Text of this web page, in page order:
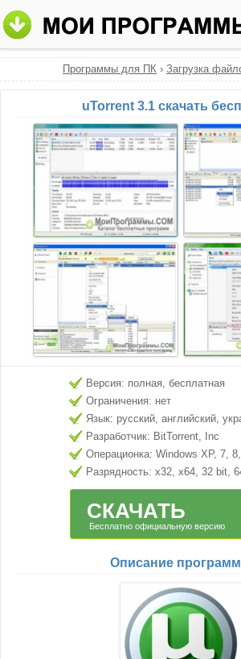
Программы для ПК › Загрузка
uTorrent 3.1 скачать
Версия: полная, бесплатная
Ограничения: нет
Язык: русский, английский,
Разработчик: BitTorrent, Inc
Операционка: Windows XP, 7,
Разрядность: x32, x64, 32 bit,
СКАЧАТЬ
Бесплатно официальную версию
Описание